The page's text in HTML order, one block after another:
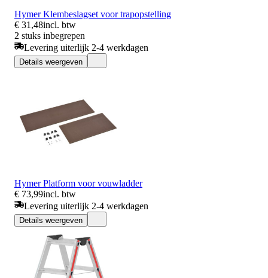
Hymer Klembeslagset voor trapopstelling
€ 31,48incl. btw
2 stuks inbegrepen
Levering uiterlijk 2-4 werkdagen
Details weergeven
Hymer Platform voor vouwladder
€ 73,99incl. btw
Levering uiterlijk 2-4 werkdagen
Details weergeven